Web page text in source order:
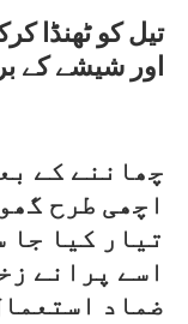
تیل کو ٹھنڈا
اور شیشے کے
چھاننے کے
اچھی طرح
تیار کیا جا
اسے پرانے
ضماد